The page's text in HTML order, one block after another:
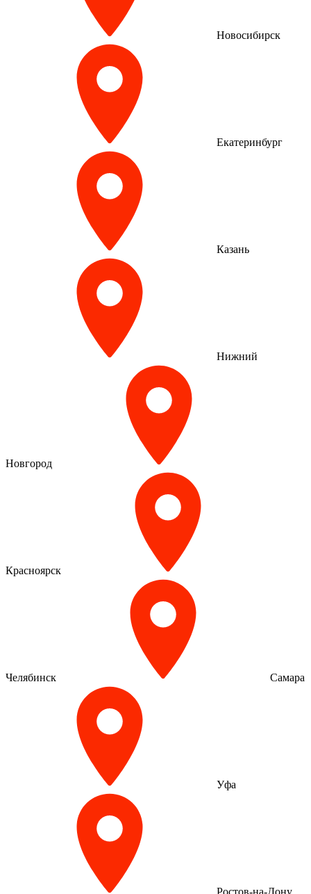
Новосибирск
Екатеринбург
Казань
Нижний
Новгород
Красноярск
Челябинск Самара
Уфа
Ростов-на-Дону